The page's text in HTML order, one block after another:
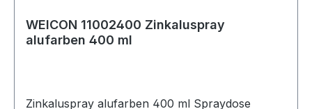
WEICON 11002400 Zinkaluspray
alufarben 400 ml
Zinkaluspray alufarben 400 ml Spraydose